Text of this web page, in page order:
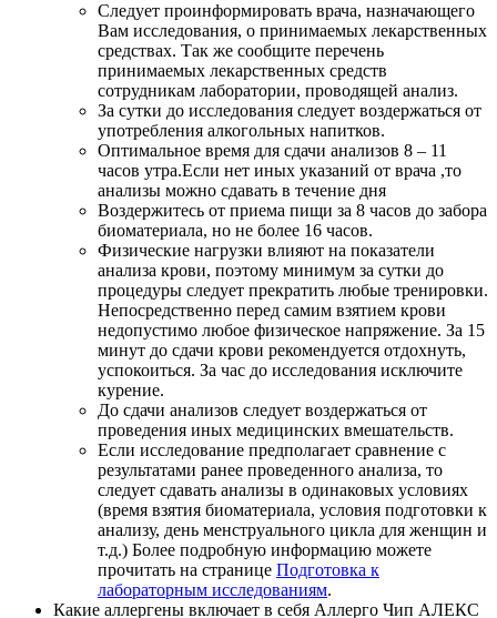
Следует проинформировать врача, назначающего
Вам исследования, о принимаемых лекарственных
средствах. Так же сообщите перечень
принимаемых лекарственных средств
сотрудникам лаборатории, проводящей анализ.
За сутки до исследования следует воздержаться от
употребления алкогольных напитков.
Оптимальное время для сдачи анализов 8 – 11
часов утра.Если нет иных указаний от врача ,то
анализы можно сдавать в течение дня
Воздержитесь от приема пищи за 8 часов до забора
биоматериала, но не более 16 часов.
Физические нагрузки влияют на показатели
анализа крови, поэтому минимум за сутки до
процедуры следует прекратить любые тренировки.
Непосредственно перед самим взятием крови
недопустимо любое физическое напряжение. За 15
минут до сдачи крови рекомендуется отдохнуть,
успокоиться. За час до исследования исключите
курение.
До сдачи анализов следует воздержаться от
проведения иных медицинских вмешательств.
Если исследование предполагает сравнение с
результатами ранее проведенного анализа, то
следует сдавать анализы в одинаковых условиях
(время взятия биоматериала, условия подготовки к
анализу, день менструального цикла для женщин и
т.д.) Более подробную информацию можете
прочитать на странице Подготовка к
лабораторным исследованиям.
Какие аллергены включает в себя Аллерго Чип АЛЕКС